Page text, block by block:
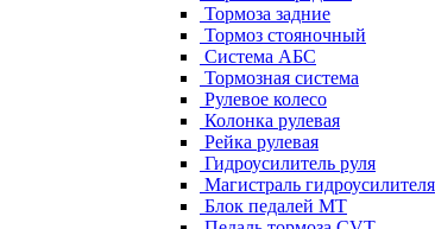
Тормоза задние
Тормоз стояночный
Система АБС
Тормозная система
Рулевое колесо
Колонка рулевая
Рейка рулевая
Гидроусилитель руля
Магистраль гидроусилителя
Блок педалей МТ